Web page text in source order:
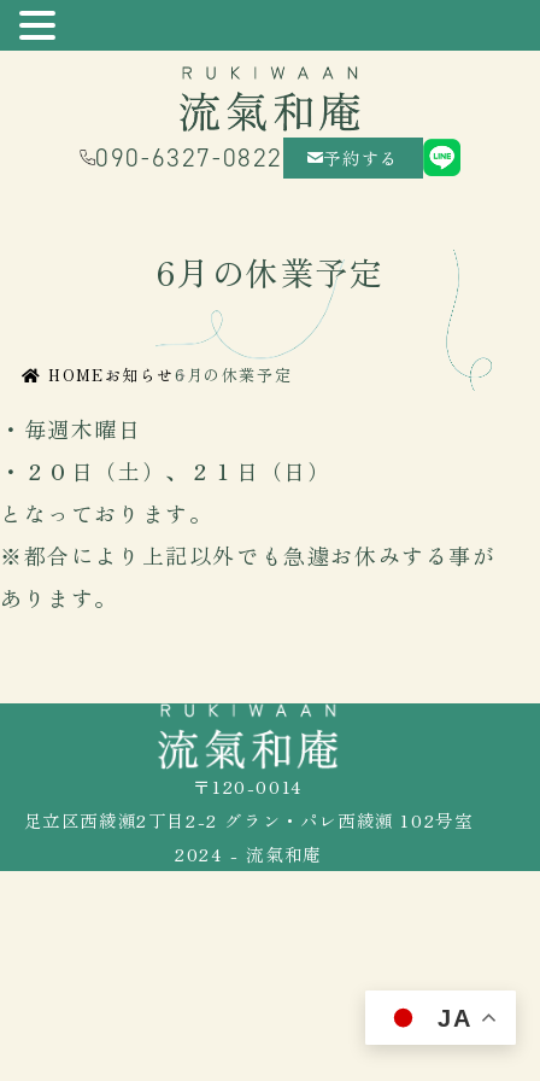
090-6327-0822 予約する
6月の休業予定
HOMEお知らせ6月の休業予定
・毎週木曜日
・２０日（土）、２１日（日）
となっております。
※都合により上記以外でも急遽お休みする事が
あります。
〒120-0014
足立区西綾瀬2丁目2-2 グラン・パレ西綾瀬 102号室
2024 - 流氣和庵
JA